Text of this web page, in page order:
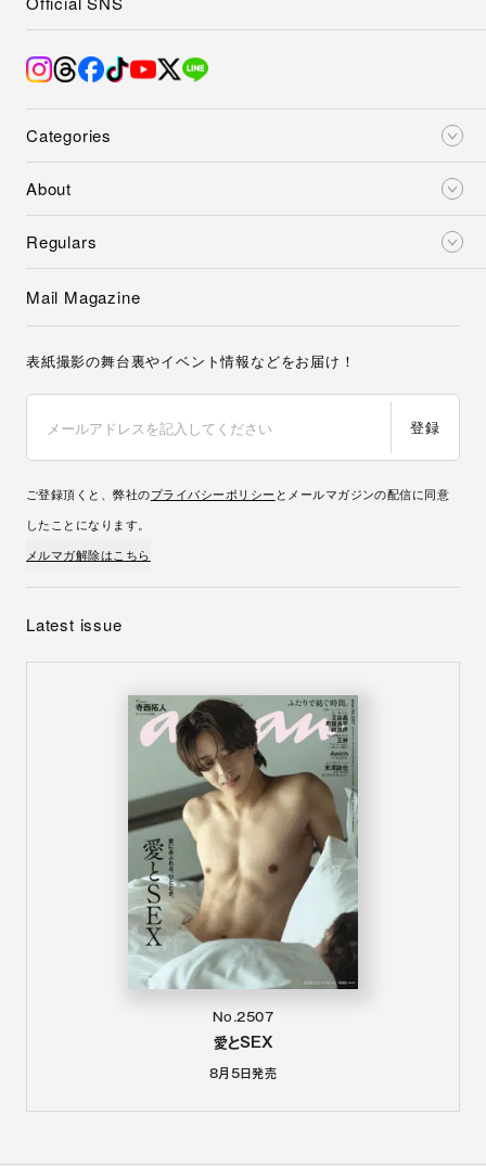
Categories
About
Regulars
Mail Magazine
表紙撮影の舞台裏やイベント情報などをお届け！
登録
ご登録頂くと、弊社のプライバシーポリシー とメールマガジンの配信に同意
したことになります。
メルマガ解除はこちら
Latest issue
No.2507
愛とSEX
8月5日発売